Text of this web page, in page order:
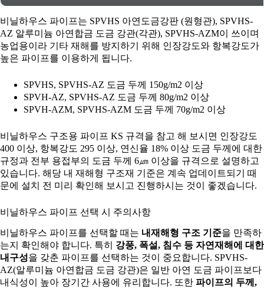
비닐하우스 파이프는 SPVHS 아연도금강판 (원형관), SPVHS-
AZ 알루미늄 아연합금 도금 강관(각관), SPVHS-AZM이 쓰이며
농업용이라 기타 재해를 방지하기 위해 인장강도와 항복강도가
높은 파이프를 이용하게 됩니다.
SPVHS, SPVHS-AZ 도금 두께 150g/m2 이상
SPVH-AZ, SPVHS-AZ 도금 두께 80g/m2 이상
SPVH-AZM, SPVHS-AZM 도금 두께 70g/m2 이상
비닐하우스 구조용 파이프 KS 규격을 참고 해 보시면 인장강도
400 이상, 항복강도 295 이상, 연신율 18% 이상 도금 두께에 대한
규정과 전부 용접부의 도금 두께 6㎛ 이상을 규격으로 설명하고
있습니다. 해당 내 재해형 구조재 기준은 계속 업데이트되기 때
문에 설치 전 미리 확인해 보시고 진행하시는 것이 좋겠습니다.
비닐하우스 파이프 선택 시 주의사항
비닐하우스 파이프를 선택할 때는 내재해형 구조 기준을 만족하
는지 확인해야 합니다. 특히 강풍, 폭설, 침수 등 자연재해에 대한
내구성을 갖춘 파이프를 선택하는 것이 중요합니다. SPVHS-
AZ(알루미늄 아연합금 도금 강관)은 일반 아연 도금 파이프보다
내식성이 높아 장기간 사용에 유리합니다. 또한 파이프의 두께,